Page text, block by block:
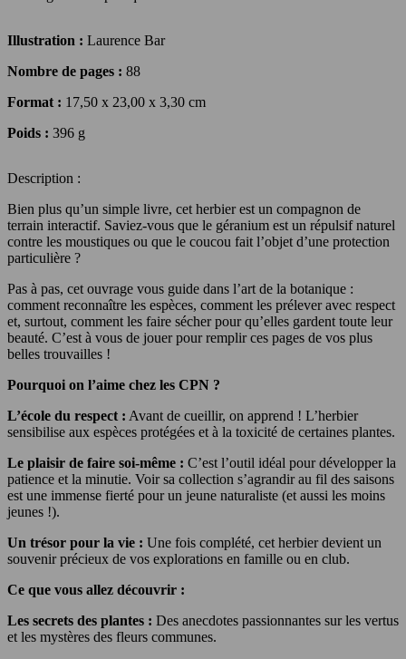
Illustration : Laurence Bar
Nombre de pages : 88
Format : 17,50 x 23,00 x 3,30 cm
Poids : 396 g
Description :
Bien plus qu’un simple livre, cet herbier est un compagnon de
terrain interactif. Saviez-vous que le géranium est un répulsif naturel
contre les moustiques ou que le coucou fait l’objet d’une protection
particulière ?
Pas à pas, cet ouvrage vous guide dans l’art de la botanique :
comment reconnaître les espèces, comment les prélever avec respect
et, surtout, comment les faire sécher pour qu’elles gardent toute leur
beauté. C’est à vous de jouer pour remplir ces pages de vos plus
belles trouvailles !
Pourquoi on l’aime chez les CPN ?
L’école du respect : Avant de cueillir, on apprend ! L’herbier
sensibilise aux espèces protégées et à la toxicité de certaines plantes.
Le plaisir de faire soi-même : C’est l’outil idéal pour développer la
patience et la minutie. Voir sa collection s’agrandir au fil des saisons
est une immense fierté pour un jeune naturaliste (et aussi les moins
jeunes !).
Un trésor pour la vie : Une fois complété, cet herbier devient un
souvenir précieux de vos explorations en famille ou en club.
Ce que vous allez découvrir :
Les secrets des plantes : Des anecdotes passionnantes sur les vertus
et les mystères des fleurs communes.